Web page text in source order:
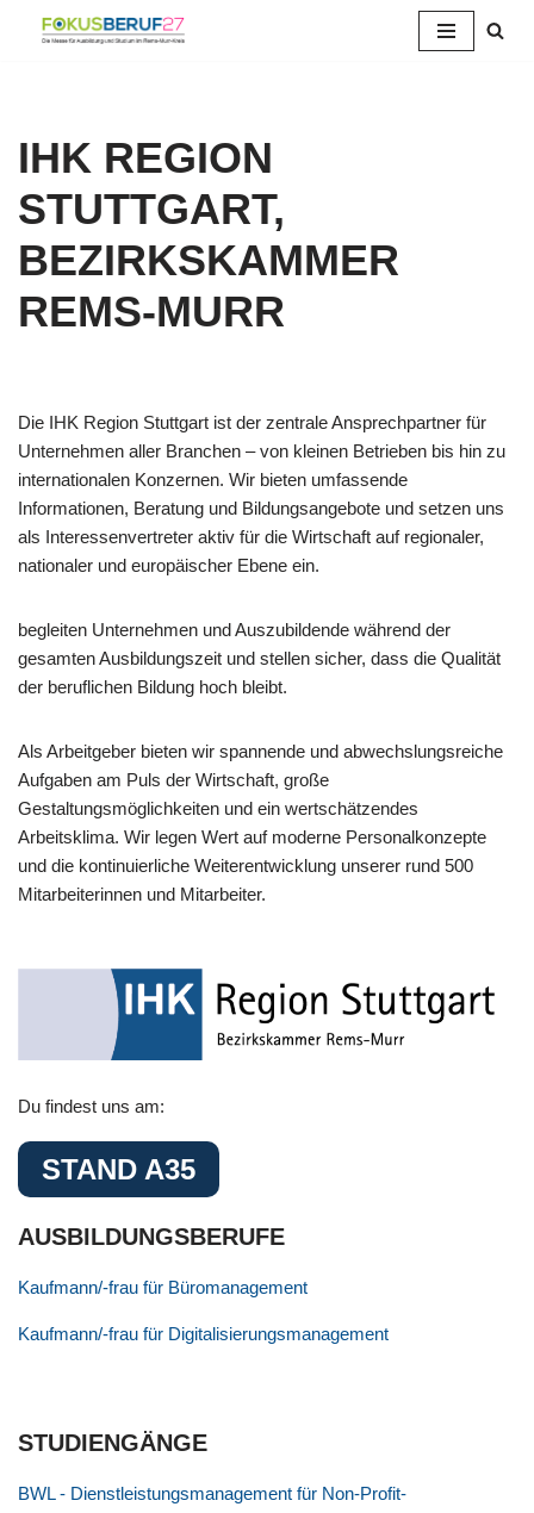
IHK REGION
STUTTGART,
BEZIRKSKAMMER
REMS-MURR
Die IHK Region Stuttgart ist der zentrale Ansprechpartner für
Unternehmen aller Branchen – von kleinen Betrieben bis hin zu
internationalen Konzernen. Wir bieten umfassende
Informationen, Beratung und Bildungsangebote und setzen uns
als Interessenvertreter aktiv für die Wirtschaft auf regionaler,
nationaler und europäischer Ebene ein.
begleiten Unternehmen und Auszubildende während der
gesamten Ausbildungszeit und stellen sicher, dass die Qualität
der beruflichen Bildung hoch bleibt.
Als Arbeitgeber bieten wir spannende und abwechslungsreiche
Aufgaben am Puls der Wirtschaft, große
Gestaltungsmöglichkeiten und ein wertschätzendes
Arbeitsklima. Wir legen Wert auf moderne Personalkonzepte
und die kontinuierliche Weiterentwicklung unserer rund 500
Mitarbeiterinnen und Mitarbeiter.
Du findest uns am:
STAND A35
AUSBILDUNGSBERUFE
Kaufmann/-frau für Büromanagement
Kaufmann/-frau für Digitalisierungsmanagement
STUDIENGÄNGE
BWL - Dienstleistungsmanagement für Non-Profit-